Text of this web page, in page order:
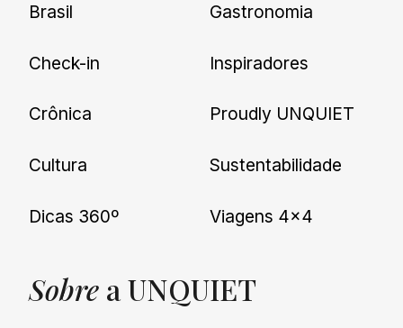
Brasil
Check-in
Crônica
Cultura
Dicas 360º
Gastronomia
Inspiradores
Proudly UNQUIET
Sustentabilidade
Viagens 4×4
Sobre a UNQUIET